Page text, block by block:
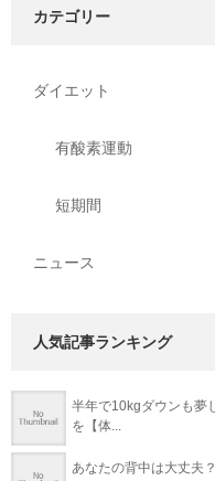
カテゴリー
ダイエット
有酸素運動
短期間
ニュース
人気記事ランキング
半年で10kgダウンも夢
を【体...
あなたの背中は大丈夫